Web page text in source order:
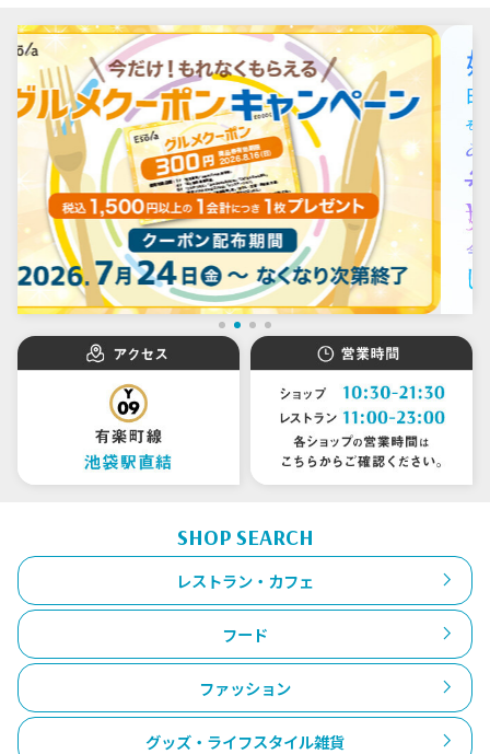
SHOP SEARCH
レストラン・カフェ
フード
ファッション
グッズ・ライフスタイル雑貨